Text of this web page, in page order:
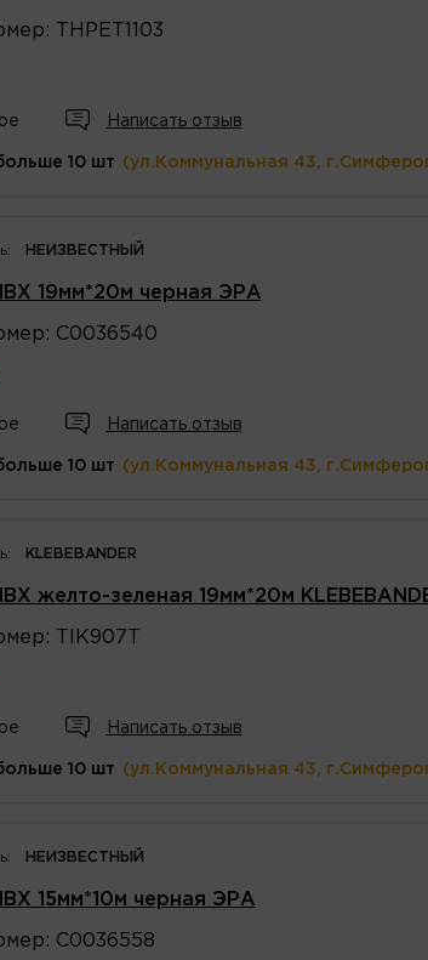
: THPET1103
Написать отзыв
10 шт (ул.Коммунальная 43,
НЕИЗВЕСТНЫЙ
19мм*20м черная ЭРА
: C0036540
Написать отзыв
10 шт (ул.Коммунальная 43,
KLEBEBANDER
желто-зеленая 19мм*20м
: TIK907T
Написать отзыв
10 шт (ул.Коммунальная 43,
НЕИЗВЕСТНЫЙ
15мм*10м черная ЭРА
: C0036558